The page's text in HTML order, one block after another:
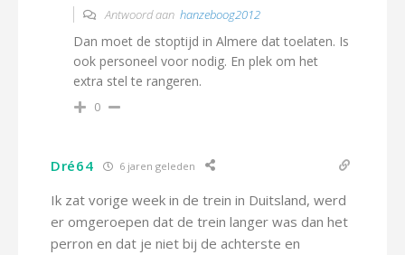
Antwoord aan hanzeboog2012
Dan moet de stoptijd in Almere dat toelaten. Is
ook personeel voor nodig. En plek om het
extra stel te rangeren.
0
Dré64 6 jaren geleden
Ik zat vorige week in de trein in Duitsland, werd
er omgeroepen dat de trein langer was dan het
perron en dat je niet bij de achterste en